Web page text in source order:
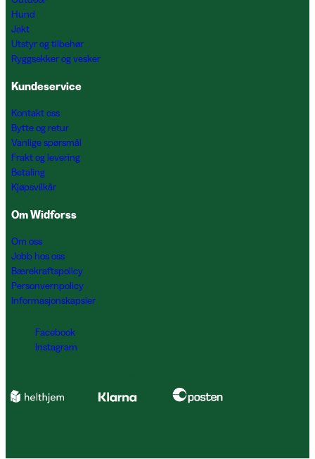
Hund
Jakt
Utstyr og tilbehør
Ryggsekker og vesker
Kundeservice
Kontakt oss
Bytte og retur
Vanlige spørsmål
Frakt og levering
Betaling
Kjøpsvilkår
Om Widforss
Om oss
Jobb hos oss
Bærekraftspolicy
Personvernpolicy
Informasjonskapsler
Facebook
Instagram